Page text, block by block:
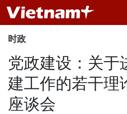
时政
党政建设：关于
建工作的若干理
座谈会